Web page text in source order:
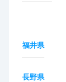
福井県
長野県